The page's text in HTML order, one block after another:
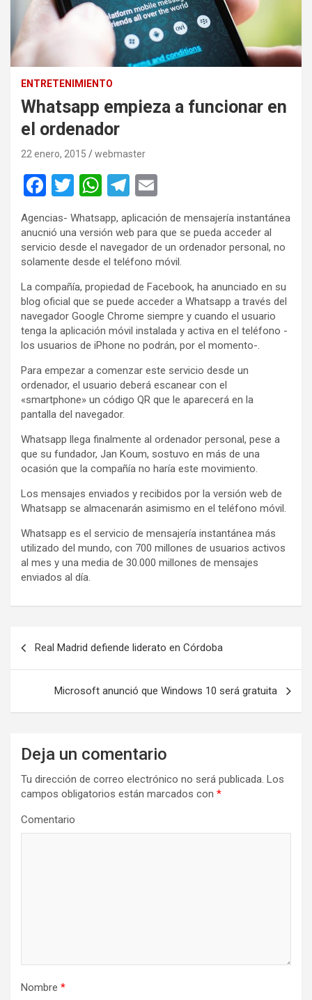
ENTRETENIMIENTO
Whatsapp empieza a funcionar en
el ordenador
22 enero, 2015 webmaster
F
a
ce
b
o
k
T
wi
tt
er
W
at
s
p
p
T
el
e
gr
m
m
ail
Agencias- Whatsapp, aplicación de mensajería instantánea
anucnió una versión web para que se pueda acceder al
servicio desde el navegador de un ordenador personal, no
solamente desde el teléfono móvil.
La compañía, propiedad de Facebook, ha anunciado en su
blog oficial que se puede acceder a Whatsapp a través del
navegador Google Chrome siempre y cuando el usuario
tenga la aplicación móvil instalada y activa en el teléfono -
los usuarios de iPhone no podrán, por el momento-.
Para empezar a comenzar este servicio desde un
ordenador, el usuario deberá escanear con el
«smartphone» un código QR que le aparecerá en la
pantalla del navegador.
Whatsapp llega finalmente al ordenador personal, pese a
que su fundador, Jan Koum, sostuvo en más de una
ocasión que la compañía no haría este movimiento.
Los mensajes enviados y recibidos por la versión web de
Whatsapp se almacenarán asimismo en el teléfono móvil.
Whatsapp es el servicio de mensajería instantánea más
utilizado del mundo, con 700 millones de usuarios activos
al mes y una media de 30.000 millones de mensajes
enviados al día.
Real Madrid defiende liderato en Córdoba
Microsoft anunció que Windows 10 será gratuita
Deja un comentario
Tu dirección de correo electrónico no será publicada. Los
campos obligatorios están marcados con *
Comentario
Nombre *